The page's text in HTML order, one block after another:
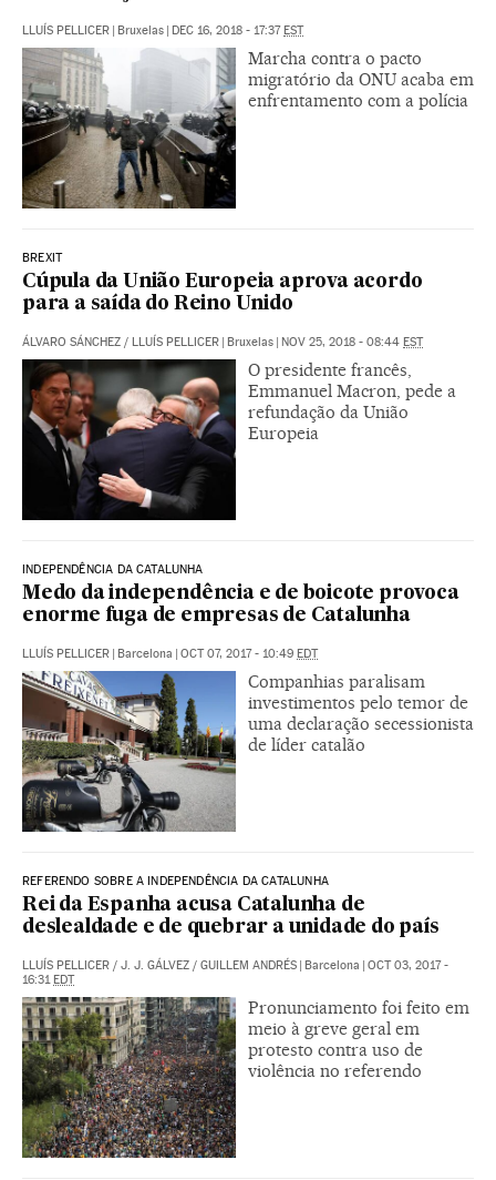
LLUÍS PELLICER | Bruxelas | DEC 16, 2018 - 17:37EST
Marcha contra o pacto
migratório da ONU acaba em
enfrentamento com a polícia
BREXIT
Cúpula da União Europeia aprova acordo
para a saída do Reino Unido
ÁLVARO SÁNCHEZ / LLUÍS PELLICER | Bruxelas | NOV 25, 2018 - 08:44 EST
O presidente francês,
Emmanuel Macron, pede a
refundação da União
Europeia
INDEPENDÊNCIA DA CATALUNHA
Medo da independência e de boicote provoca
enorme fuga de empresas de Catalunha
LLUÍS PELLICER | Barcelona | OCT 07, 2017 - 10:49 EDT
Companhias paralisam
investimentos pelo temor de
uma declaração secessionista
de líder catalão
REFERENDO SOBRE A INDEPENDÊNCIA DA CATALUNHA
Rei da Espanha acusa Catalunha de
deslealdade e de quebrar a unidade do país
LLUÍS PELLICER / J. J. GÁLVEZ / GUILLEM ANDRÉS | Barcelona | OCT 03, 2017 -
16:31EDT
Pronunciamento foi feito em
meio à greve geral em
protesto contra uso de
violência no referendo